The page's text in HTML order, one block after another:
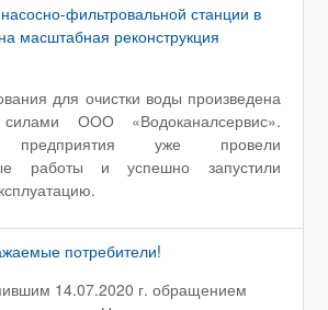
фильтровальной станции в
масштабная реконструкция
для очистки воды произведена
силами ООО «Водоканалсервис».
предприятия уже провели
работы и успешно запустили
потребители!
14.07.2020 г. обращением